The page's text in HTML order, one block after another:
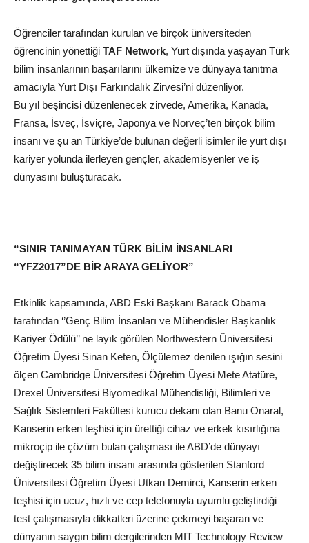
Öğrenciler tarafından kurulan ve birçok üniversiteden
öğrencinin yönettiği TAF Network, Yurt dışında yaşayan Türk
bilim insanlarının başarılarını ülkemize ve dünyaya tanıtma
amacıyla Yurt Dışı Farkındalık Zirvesi’ni düzenliyor.
Bu yıl beşincisi düzenlenecek zirvede, Amerika, Kanada,
Fransa, İsveç, İsviçre, Japonya ve Norveç’ten birçok bilim
insanı ve şu an Türkiye’de bulunan değerli isimler ile yurt dışı
kariyer yolunda ilerleyen gençler, akademisyenler ve iş
dünyasını buluşturacak.
“SINIR TANIMAYAN TÜRK BİLİM İNSANLARI
“YFZ2017”DE BİR ARAYA GELİYOR”
Etkinlik kapsamında, ABD Eski Başkanı Barack Obama
tarafından ‘’Genç Bilim İnsanları ve Mühendisler Başkanlık
Kariyer Ödülü’’ ne layık görülen Northwestern Üniversitesi
Öğretim Üyesi Sinan Keten, Ölçülemez denilen ışığın sesini
ölçen Cambridge Üniversitesi Öğretim Üyesi Mete Atatüre,
Drexel Üniversitesi Biyomedikal Mühendisliği, Bilimleri ve
Sağlık Sistemleri Fakültesi kurucu dekanı olan Banu Onaral,
Kanserin erken teşhisi için ürettiği cihaz ve erkek kısırlığına
mikroçip ile çözüm bulan çalışması ile ABD’de dünyayı
değiştirecek 35 bilim insanı arasında gösterilen Stanford
Üniversitesi Öğretim Üyesi Utkan Demirci, Kanserin erken
teşhisi için ucuz, hızlı ve cep telefonuyla uyumlu geliştirdiği
test çalışmasıyla dikkatleri üzerine çekmeyi başaran ve
dünyanın saygın bilim dergilerinden MIT Technology Review